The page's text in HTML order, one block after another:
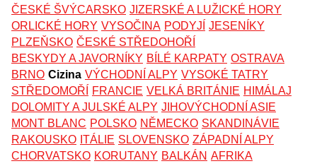
ČESKÉ ŠVÝCARSKO JIZERSKÉ A LUŽICKÉ HORY
ORLICKÉ HORY VYSOČINA PODYJÍ JESENÍKY
PLZEŇSKO ČESKÉ STŘEDOHOŘÍ
BESKYDY A JAVORNÍKY BÍLÉ KARPATY OSTRAVA
BRNO Cizina VÝCHODNÍ ALPY VYSOKÉ TATRY
STŘEDOMOŘÍ
FRANCIE VELKÁ BRITÁNIE HIMÁLAJ
DOLOMITY A JULSKÉ ALPY JIHOVÝCHODNÍ ASIE
MONT BLANC POLSKO NĚMECKO SKANDINÁVIE
RAKOUSKO ITÁLIE SLOVENSKO ZÁPADNÍ ALPY
CHORVATSKO KORUTANY BALKÁN AFRIKA